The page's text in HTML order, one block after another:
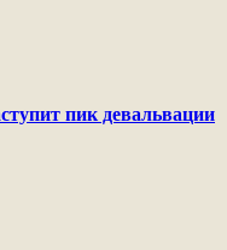
пик девальвации